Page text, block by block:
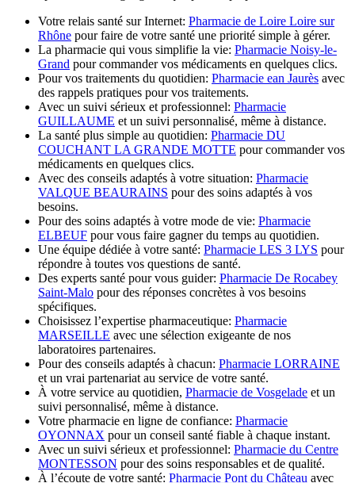
Votre relais santé sur Internet: Pharmacie de Loire Loire sur
Rhône pour faire de votre santé une priorité simple à gérer.
La pharmacie qui vous simplifie la vie: Pharmacie Noisy-le-
Grand pour commander vos médicaments en quelques clics.
Pour vos traitements du quotidien: Pharmacie ean Jaurès avec
des rappels pratiques pour vos traitements.
Avec un suivi sérieux et professionnel: Pharmacie
GUILLAUME et un suivi personnalisé, même à distance.
La santé plus simple au quotidien: Pharmacie DU
COUCHANT LA GRANDE MOTTE pour commander vos
médicaments en quelques clics.
Avec des conseils adaptés à votre situation: Pharmacie
VALQUE BEAURAINS pour des soins adaptés à vos
besoins.
Pour des soins adaptés à votre mode de vie: Pharmacie
ELBEUF pour vous faire gagner du temps au quotidien.
Une équipe dédiée à votre santé: Pharmacie LES 3 LYS pour
répondre à toutes vos questions de santé.
Des experts santé pour vous guider: Pharmacie De Rocabey
Saint-Malo pour des réponses concrètes à vos besoins
spécifiques.
Choisissez l’expertise pharmaceutique: Pharmacie
MARSEILLE avec une sélection exigeante de nos
laboratoires partenaires.
Pour des conseils adaptés à chacun: Pharmacie LORRAINE
et un vrai partenariat au service de votre santé.
À votre service au quotidien, Pharmacie de Vosgelade et un
suivi personnalisé, même à distance.
Votre pharmacie en ligne de confiance: Pharmacie
OYONNAX pour un conseil santé fiable à chaque instant.
Avec un suivi sérieux et professionnel: Pharmacie du Centre
MONTESSON pour des soins responsables et de qualité.
À l’écoute de votre santé: Pharmacie Pont du Château avec